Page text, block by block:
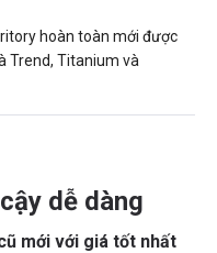
hoàn toàn mới được
Trend, Titanium và
dễ dàng
mới với giá tốt nhất